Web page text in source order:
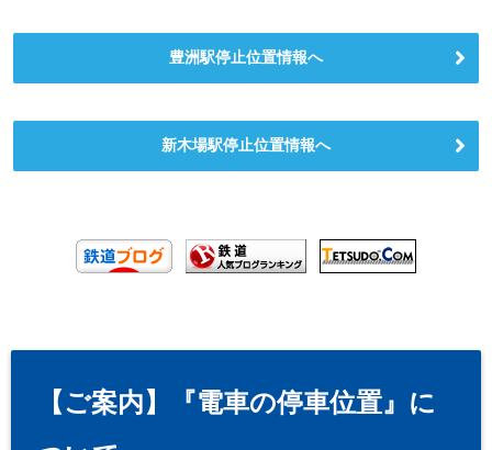
豊洲駅停止位置情報へ
新木場駅停止位置情報へ
【ご案内】『電車の停車位置』に